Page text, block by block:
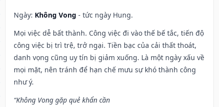
Ngày: Không Vong - tức ngày Hung.
Mọi việc dễ bất thành. Công việc đi vào thế bế tắc, tiến độ
công việc bị trì trệ, trở ngại. Tiền bạc của cải thất thoát,
danh vọng cũng uy tín bị giảm xuống. Là một ngày xấu về
mọi mặt, nên tránh để hạn chế mưu sự khó thành công
như ý.
“Không Vong gặp quẻ khẩn cần